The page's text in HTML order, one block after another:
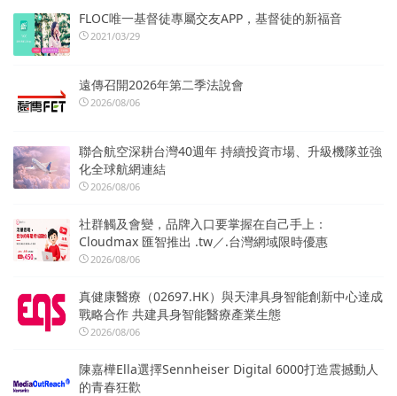
FLOC唯一基督徒專屬交友APP，基督徒的新福音
2021/03/29
遠傳召開2026年第二季法說會
2026/08/06
聯合航空深耕台灣40週年 持續投資市場、升級機隊並強
化全球航網連結
2026/08/06
社群觸及會變，品牌入口要掌握在自己手上：
Cloudmax 匯智推出 .tw／.台灣網域限時優惠
2026/08/06
真健康醫療（02697.HK）與天津具身智能創新中心達成
戰略合作 共建具身智能醫療產業生態
2026/08/06
陳嘉樺Ella選擇Sennheiser Digital 6000打造震撼動人
的青春狂歡